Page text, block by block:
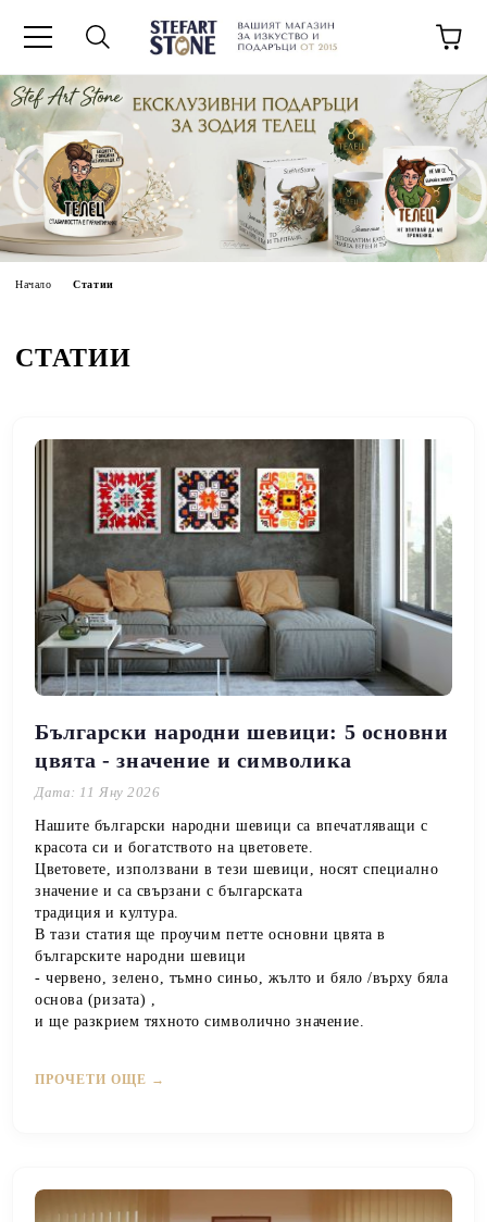
Начало Статии
СТАТИИ
Български народни шевици: 5 основни
цвята - значение и символика
Дата: 11 Яну 2026
Нашите български народни шевици са впечатляващи с
красота си и богатството на цветовете.
Цветовете, използвани в тези шевици, носят специално
значение и са свързани с българската
традиция и култура.
В тази статия ще проучим петте основни цвята в
българските народни шевици
- червено, зелено, тъмно синьо, жълто и бяло /върху бяла
основа (ризата) ,
и ще разкрием тяхното символично значение.
ПРОЧЕТИ ОЩЕ →